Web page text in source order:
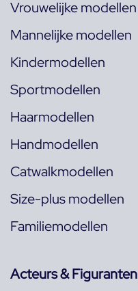
Vrouwelijke modellen
Mannelijke modellen
Kindermodellen
Sportmodellen
Haarmodellen
Handmodellen
Catwalkmodellen
Size-plus modellen
Familiemodellen
Acteurs & Figuranten